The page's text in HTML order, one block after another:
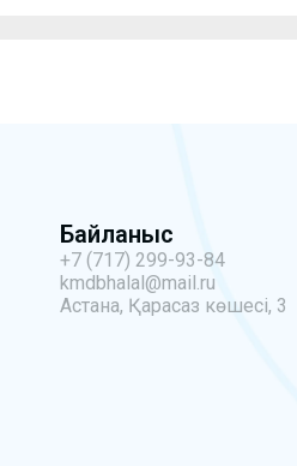
Байланыс
+7 (717) 299-93-84
kmdbhalal@mail.ru
Астана, Қарасаз көшесі, 3